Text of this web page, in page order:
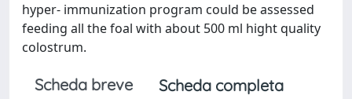
hyper- immunization program could be assessed
feeding all the foal with about 500 ml hight quality
colostrum.
Scheda breve
Scheda completa